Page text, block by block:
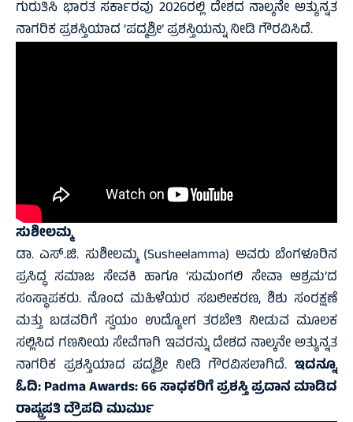
ಗುರುತಿಸಿ ಭಾರತ ಸರ್ಕಾರವು 2026ರಲ್ಲಿ ದೇಶದ ನಾಲ್ಕನೇ ಅತ್ಯುನ್ನತ
ನಾಗರಿಕ ಪ್ರಶಸ್ತಿಯಾದ ‘ಪದ್ಮಶ್ರೀ’ ಪ್ರಶಸ್ತಿಯನ್ನು ನೀಡಿ ಗೌರವಿಸಿದೆ.
ಸುಶೀಲಮ್ಮ
ಡಾ. ಎಸ್.ಜಿ. ಸುಶೀಲಮ್ಮ (Susheelamma) ಅವರು ಬೆಂಗಳೂರಿನ
ಪ್ರಸಿದ್ಧ ಸಮಾಜ ಸೇವಕಿ ಹಾಗೂ ‘ಸುಮಂಗಲಿ ಸೇವಾ ಆಶ್ರಮ’ದ
ಸಂಸ್ಥಾಪಕರು. ನೊಂದ ಮಹಿಳೆಯರ ಸಬಲೀಕರಣ, ಶಿಶು ಸಂರಕ್ಷಣೆ
ಮತ್ತು ಬಡವರಿಗೆ ಸ್ವಯಂ ಉದ್ಯೋಗ ತರಬೇತಿ ನೀಡುವ ಮೂಲಕ
ಸಲ್ಲಿಸಿದ ಗಣನೀಯ ಸೇವೆಗಾಗಿ ಇವರನ್ನು ದೇಶದ ನಾಲ್ಕನೇ ಅತ್ಯುನ್ನತ
ನಾಗರಿಕ ಪ್ರಶಸ್ತಿಯಾದ ಪದ್ಮಶ್ರೀ ನೀಡಿ ಗೌರವಿಸಲಾಗಿದೆ. ಇದನ್ನೂ
ಓದಿ:Padma Awards: 66 ಸಾಧಕರಿಗೆ ಪ್ರಶಸ್ತಿ ಪ್ರದಾನ ಮಾಡಿದ
ರಾಷ್ಟ್ರಪತಿ ದ್ರೌಪದಿ ಮುರ್ಮು